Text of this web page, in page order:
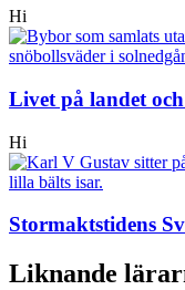
Hi
Livet på landet
Hi
Stormaktstidens
Liknande